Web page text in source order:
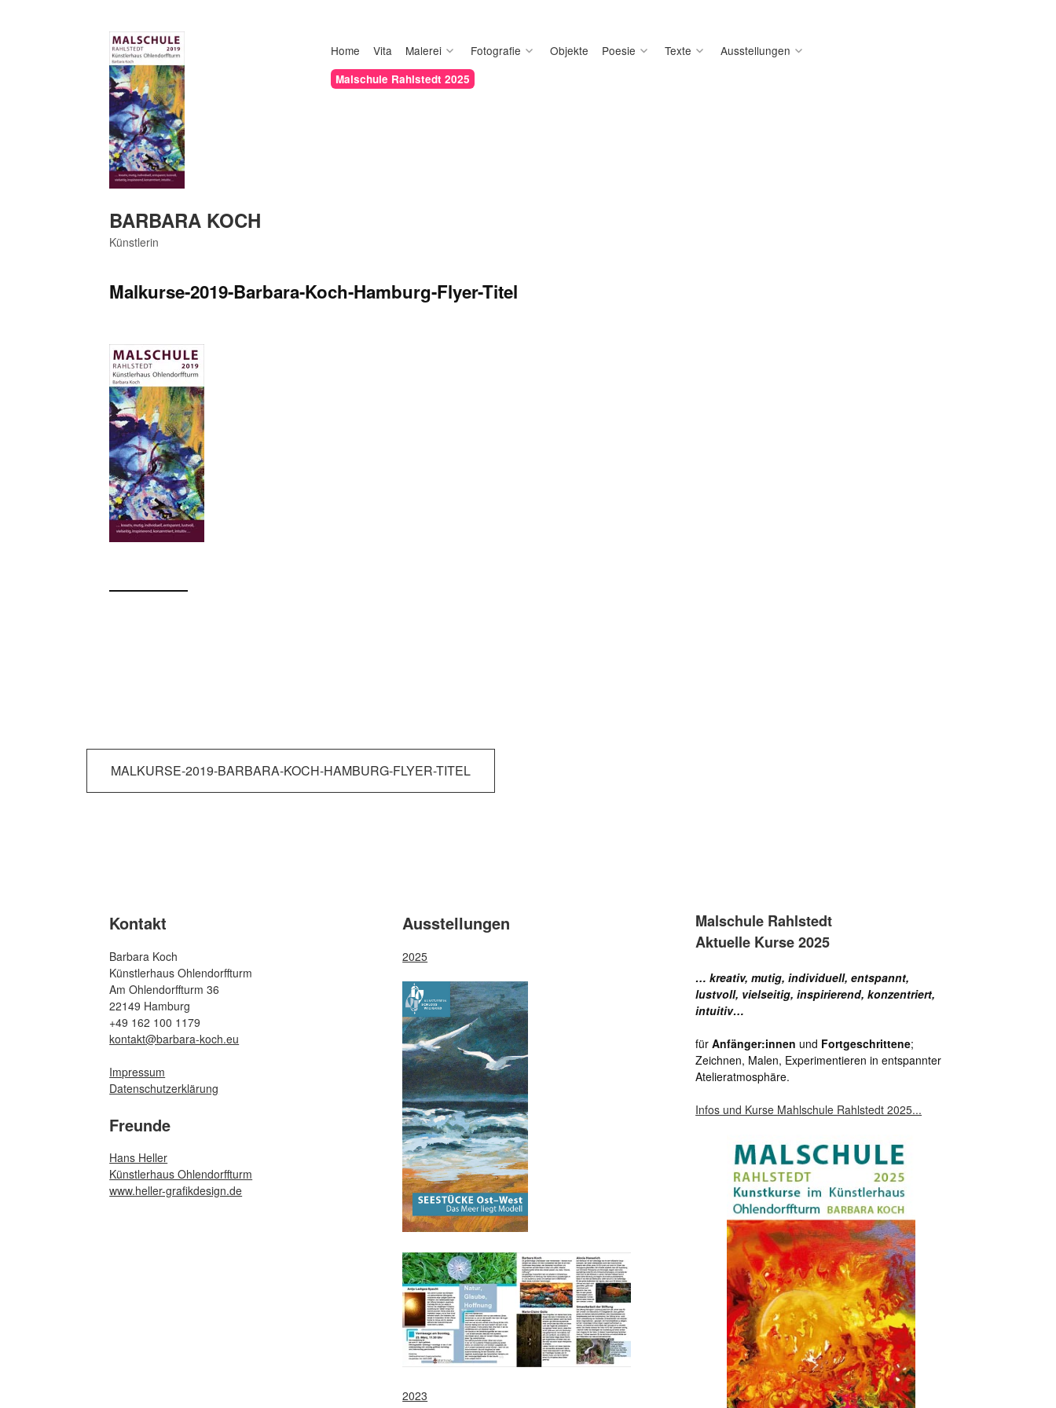
BARBARA KOCH
Künstlerin
Home Vita Malerei Fotografie Objekte Poesie Texte Ausstellungen
Malschule Rahlstedt 2025
Malkurse-2019-Barbara-Koch-Hamburg-Flyer-Titel
Beitragsnavigation
MALKURSE-2019-BARBARA-KOCH-HAMBURG-FLYER-TITEL
Kontakt
Barbara Koch
Künstlerhaus Ohlendorffturm
Am Ohlendorffturm 36
22149 Hamburg
+49 162 100 1179
kontakt@barbara-koch.eu
Impressum
Datenschutzerklärung
Freunde
Hans Heller
Künstlerhaus Ohlendorffturm
www.heller-grafikdesign.de
Ausstellungen
2025
2023
Malschule Rahlstedt
Aktuelle Kurse 2025
… kreativ, mutig, individuell, entspannt,
lustvoll, vielseitig, inspirierend, konzentriert,
intuitiv…
fürAnfänger:innen und Fortgeschrittene;
Zeichnen, Malen, Experimentieren in entspannter
Atelieratmosphäre.
Infos und Kurse Mahlschule Rahlstedt 2025...